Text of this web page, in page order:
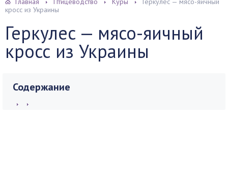
кросс из Украины
Геркулес — мясо-яичный
кросс из Украины
Содержание